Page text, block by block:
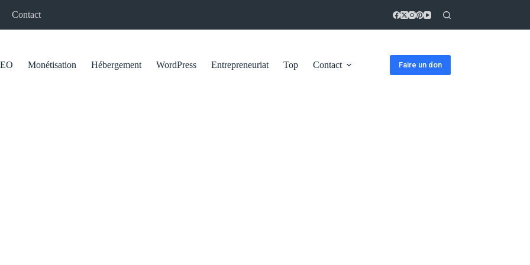
Contact
Monétisation Hébergement WordPress Entrepreneuriat Top Contact Faire un don